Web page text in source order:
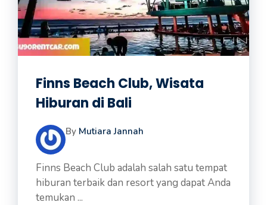
Finns Beach Club, Wisata
Hiburan di Bali
By Mutiara Jannah
Finns Beach Club adalah salah satu tempat
hiburan terbaik dan resort yang dapat Anda
temukan ...